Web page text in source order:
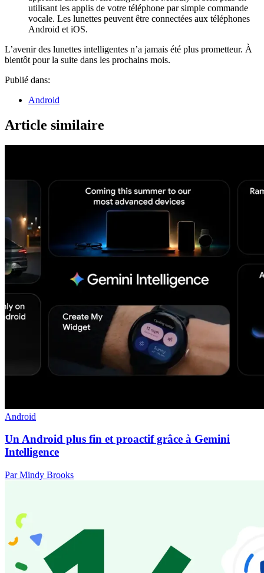
utilisant les applis de votre téléphone par simple commande
vocale. Les lunettes peuvent être connectées aux téléphones
Android et iOS.
L’avenir des lunettes intelligentes n’a jamais été plus prometteur. À
bientôt pour la suite dans les prochains mois.
Publié dans:
Android
Article similaire
Android
Un Android plus fin et proactif grâce à Gemini
Intelligence
Par Mindy Brooks